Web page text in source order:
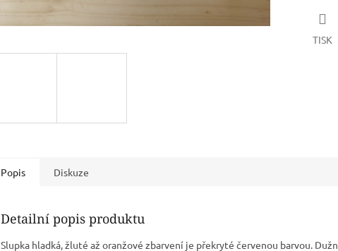
TISK
Popis Diskuze
Detailní popis produktu
Slupka hladká, žluté až oranžové zbarvení je překryté červenou barvou.